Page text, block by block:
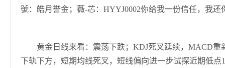
號：皓月誉金；薇-芯：HYYJ0002你给我一份信任，我
黄金日线来看：震荡下跌；KDJ死叉延续，MACD重
下轨下方，短期均线死叉，短线偏向进一步试探近期低